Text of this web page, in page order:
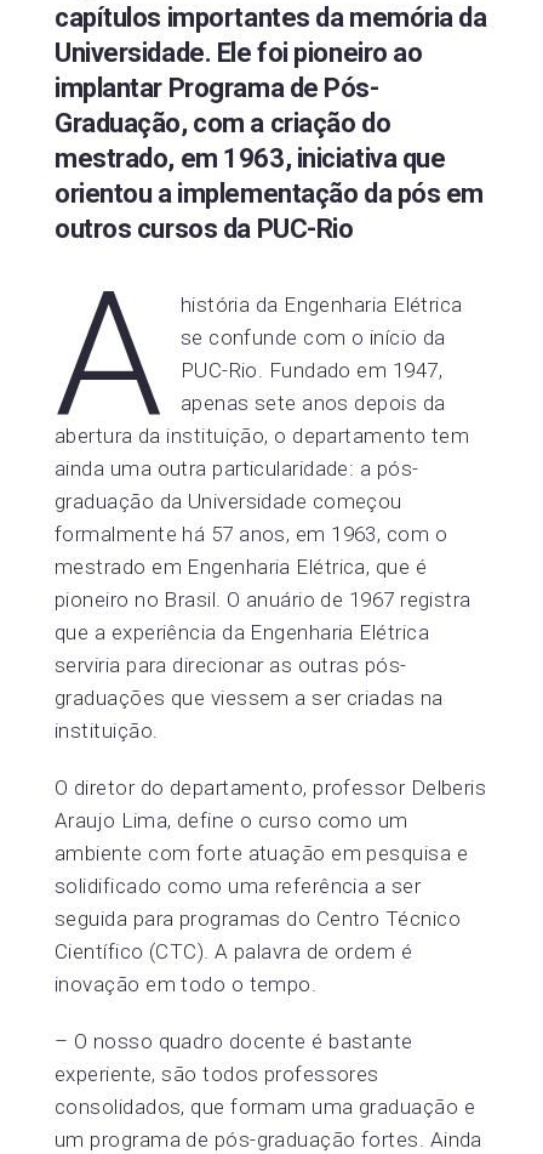
capítulos importantes da memória da
Universidade. Ele foi pioneiro ao
implantar Programa de Pós-
Graduação, com a criação do
mestrado, em 1963, iniciativa que
orientou a implementação da pós em
outros cursos da PUC-Rio
A
história da Engenharia Elétrica
se confunde com o início da
PUC-Rio. Fundado em 1947,
apenas sete anos depois da
abertura da instituição, o departamento tem
ainda uma outra particularidade: a pós-
graduação da Universidade começou
formalmente há 57 anos, em 1963, com o
mestrado em Engenharia Elétrica, que é
pioneiro no Brasil. O anuário de 1967 registra
que a experiência da Engenharia Elétrica
serviria para direcionar as outras pós-
graduações que viessem a ser criadas na
instituição.
O diretor do departamento, professor Delberis
Araujo Lima, define o curso como um
ambiente com forte atuação em pesquisa e
solidificado como uma referência a ser
seguida para programas do Centro Técnico
Científico (CTC). A palavra de ordem é
inovação em todo o tempo.
– O nosso quadro docente é bastante
experiente, são todos professores
consolidados, que formam uma graduação e
um programa de pós-graduação fortes. Ainda